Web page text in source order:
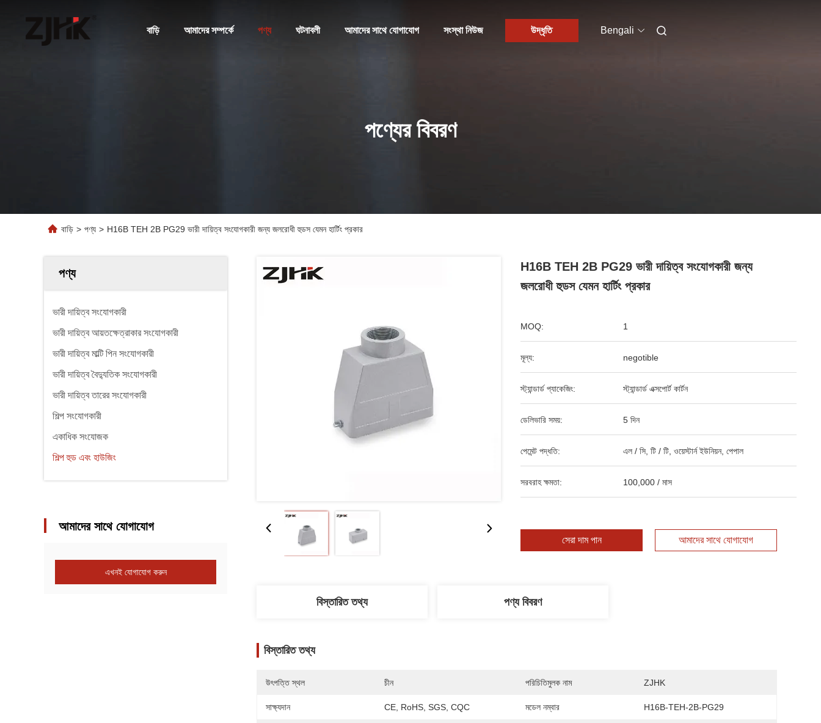
বাড়ি আমাদের সম্পর্কে পণ্য ঘটনাবলী আমাদের সাথে যোগাযোগ সংস্থা নিউজ উদ্ধৃতি Bengali
পণ্যের বিবরণ
বাড়ি > পণ্য > H16B TEH 2B PG29 ভারী দায়িত্ব সংযোগকারী জন্য জলরোধী হুডস যেমন হার্টিং প্রকার
পণ্য
ভারী দায়িত্ব সংযোগকারী
ভারী দায়িত্ব আয়তক্ষেত্রাকার সংযোগকারী
ভারী দায়িত্ব মাল্টি পিন সংযোগকারী
ভারী দায়িত্ব বৈদ্যুতিক সংযোগকারী
ভারী দায়িত্ব তারের সংযোগকারী
শিল্প সংযোগকারী
একাধিক সংযোজক
শিল্প হুড এবং হাউজিং
আমাদের সাথে যোগাযোগ
এখনই যোগাযোগ করুন
H16B TEH 2B PG29 ভারী দায়িত্ব সংযোগকারী জন্য
জলরোধী হুডস যেমন হার্টিং প্রকার
MOQ: 1
মূল্য: negotible
স্ট্যান্ডার্ড প্যাকেজিং: স্ট্যান্ডার্ড এক্সপোর্ট কার্টন
ডেলিভারি সময়: 5 দিন
পেমেন্ট পদ্ধতি: এল / সি, টি / টি, ওয়েস্টার্ন ইউনিয়ন, পেপাল
সরবরাহ ক্ষমতা: 100,000 / মাস
সেরা দাম পান আমাদের সাথে যোগাযোগ
বিস্তারিত তথ্য পণ্য বিবরণ
বিস্তারিত তথ্য
উৎপত্তি স্থল চীন পরিচিতিমুলক নাম ZJHK
সাক্ষ্যদান CE, RoHS, SGS, CQC মডেল নম্বার H16B-TEH-2B-PG29